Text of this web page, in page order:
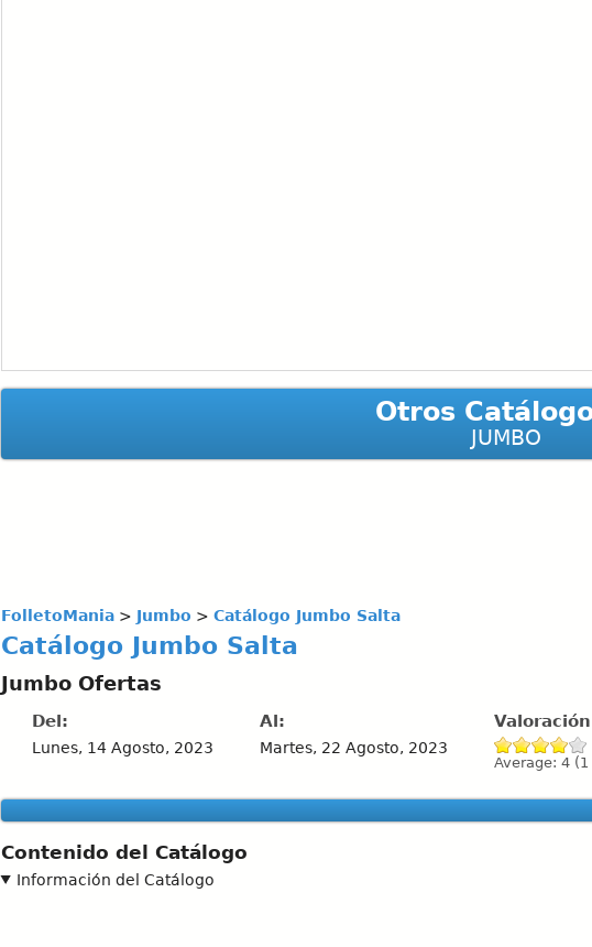
Otros
JUMBO
FolletoMania> Jumbo > Catálogo Jumbo Salta
Catálogo Jumbo Salta
Jumbo Ofertas
Del:
Lunes, 14 Agosto, 2023
Al:
Martes, 22 Agosto, 2023
Average: 4 (1
Contenido del Catálogo
Información del Catálogo